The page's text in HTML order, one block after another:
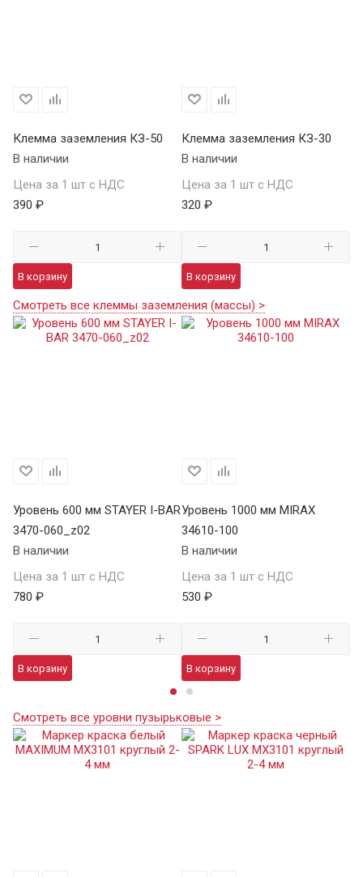
Клемма заземления КЗ-50
В наличии
Цена за 1 шт с НДС
390 ₽
В корзину
Клемма заземления КЗ-30
В наличии
Цена за 1 шт с НДС
320 ₽
В корзину
Смотреть все клеммы заземления (массы) >
Уровень 600 мм STAYER I-BAR
3470-060_z02
В наличии
Цена за 1 шт с НДС
780 ₽
В корзину
Уровень 1000 мм MIRAX
34610-100
В наличии
Цена за 1 шт с НДС
530 ₽
В корзину
Смотреть все уровни пузырьковые >